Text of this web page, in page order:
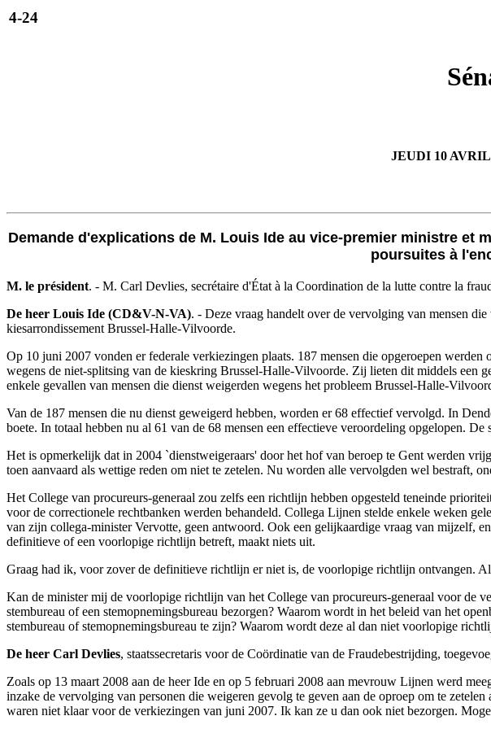
4-24
JEUDI 10
Demande d'explications de M. Louis Ide au vice-premier ministre
poursuites à
M. le président. - M. Carl Devlies, secrétaire d'État à la Coordination de la lutte contre la
De heer Louis Ide (CD&V-N-VA). - Deze vraag handelt over de vervolging van mensen
kiesarrondissement Brussel-Halle-Vilvoorde.
Op 10 juni 2007 vonden er federale verkiezingen plaats. 187 mensen die opgeroepen
wegens de niet-splitsing van de kieskring Brussel-Halle-Vilvoorde. Zij lieten dit middels een
enkele gevallen van mensen die dienst weigerden wegens het probleem Brussel-Halle-
Van de 187 mensen die nu dienst geweigerd hebben, worden er 68 effectief vervolgd. In
boete. In totaal hebben nu al 61 van de 68 mensen een effectieve veroordeling opgelopen.
Het is opmerkelijk dat in 2004 `dienstweigeraars' door het hof van beroep te Gent werden
toen aanvaard als wettige reden om niet te zetelen. Nu worden alle vervolgden wel bestraft,
Het College van procureurs-generaal zou zelfs een richtlijn hebben opgesteld teneinde
voor de correctionele rechtbanken werden behandeld. Collega Lijnen stelde enkele weken
van zijn collega-minister Vervotte, geen antwoord. Ook een gelijkaardige vraag van mijzelf,
definitieve of een voorlopige richtlijn betreft, maakt niets uit.
Graag had ik, voor zover de definitieve richtlijn er niet is, de voorlopige richtlijn ontvangen.
Kan de minister mij de voorlopige richtlijn van het College van procureurs-generaal voor de
stembureau of een stemopnemingsbureau bezorgen? Waarom wordt in het beleid van het
stembureau of stemopnemingsbureau te zijn? Waarom wordt deze al dan niet voorlopige
De heer Carl Devlies, staatssecretaris voor de Coördinatie van de Fraudebestrijding,
Zoals op 13 maart 2008 aan de heer Ide en op 5 februari 2008 aan mevrouw Lijnen werd
inzake de vervolging van personen die weigeren gevolg te geven aan de oproep om te
waren niet klaar voor de verkiezingen van juni 2007. Ik kan ze u dan ook niet bezorgen.